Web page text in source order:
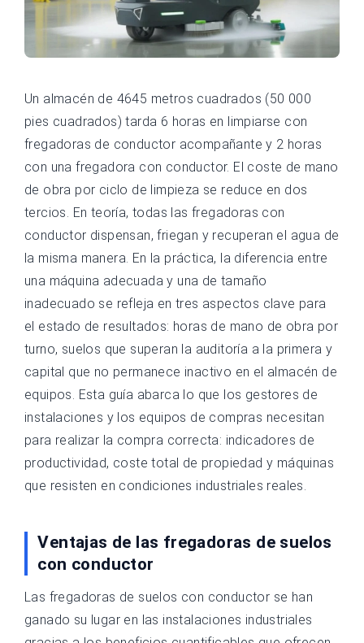
Un almacén de 4645 metros cuadrados (50 000
pies cuadrados) tarda 6 horas en limpiarse con
fregadoras de conductor acompañante y 2 horas
con una fregadora con conductor. El coste de mano
de obra por ciclo de limpieza se reduce en dos
tercios. En teoría, todas las fregadoras con
conductor dispensan, friegan y recuperan el agua de
la misma manera. En la práctica, la diferencia entre
una máquina adecuada y una de tamaño
inadecuado se refleja en tres aspectos clave para
el estado de resultados: horas de mano de obra por
turno, suelos que superan la auditoría a la primera y
capital que no permanece inactivo en el almacén de
equipos. Esta guía abarca lo que los gestores de
instalaciones y los equipos de compras necesitan
para realizar la compra correcta: indicadores de
productividad, coste total de propiedad y máquinas
que resisten en condiciones industriales reales.
Ventajas de las fregadoras de suelos
con conductor
Las fregadoras de suelos con conductor se han
ganado su lugar en las instalaciones industriales